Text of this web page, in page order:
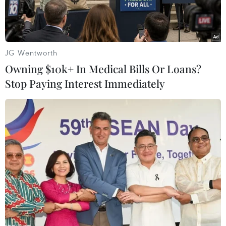
Huấn luyện viên Michael Weiss của Đội tuyển Philippines.
(Nguồn: ESPN)
Huấn luyện viên Michael Weiss của Đội tuyển
Philippines cho biết đội bóng của ông muốn tạo
bất ngờ ở trận gặp Đội tuyển Việt Nam trong
JG Wentworth
Owning $10k+ In Medical Bills Or Loans?
Stop Paying Interest Immediately